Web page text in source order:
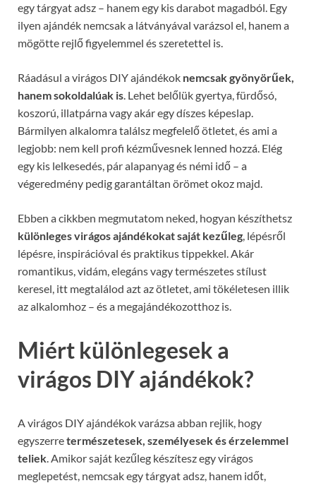
egy tárgyat adsz – hanem egy kis darabot magadból. Egy
ilyen ajándék nemcsak a látványával varázsol el, hanem a
mögötte rejlő figyelemmel és szeretettel is.
Ráadásul a virágos DIY ajándékok nemcsak gyönyörűek,
hanem sokoldalúak is. Lehet belőlük gyertya, fürdősó,
koszorú, illatpárna vagy akár egy díszes képeslap.
Bármilyen alkalomra találsz megfelelő ötletet, és ami a
legjobb: nem kell profi kézművesnek lenned hozzá. Elég
egy kis lelkesedés, pár alapanyag és némi idő – a
végeredmény pedig garantáltan örömet okoz majd.
Ebben a cikkben megmutatom neked, hogyan készíthetsz
különleges virágos ajándékokat saját kezűleg, lépésről
lépésre, inspirációval és praktikus tippekkel. Akár
romantikus, vidám, elegáns vagy természetes stílust
keresel, itt megtalálod azt az ötletet, ami tökéletesen illik
az alkalomhoz – és a megajándékozotthoz is.
Miért különlegesek a
virágos DIY ajándékok?
A virágos DIY ajándékok varázsa abban rejlik, hogy
egyszerretermészetesek, személyesek és érzelemmel
teliek. Amikor saját kezűleg készítesz egy virágos
meglepetést, nemcsak egy tárgyat adsz, hanem időt,